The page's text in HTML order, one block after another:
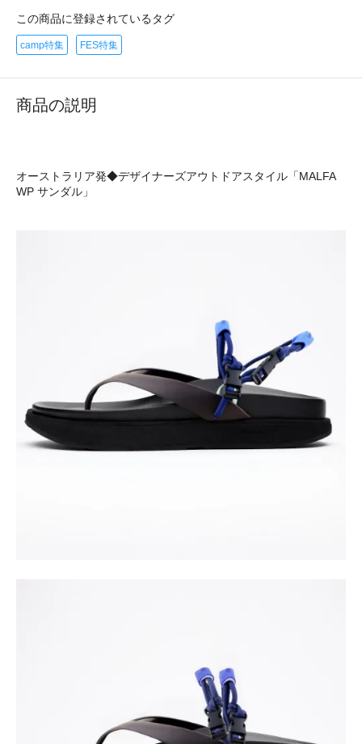
この商品に登録されているタグ
camp特集 FES特集
商品の説明
オーストラリア発◆デザイナーズアウトドアスタイル「MALFA
WP サンダル」